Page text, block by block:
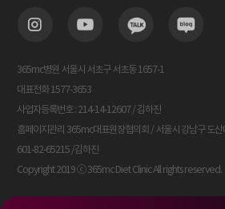
365mc병원 서울시 서초구 서초동 1657-1
대표전화 1577-3653
사업자등록번호 : 214-14-12607 / 김하진
홈페이지관리 365mc대표원장협의회 / 서울시 강남구 도
601-82-65215 /김하진
Copyright 2019 ⓒ 365mc Diet Clinic All rights reserved.